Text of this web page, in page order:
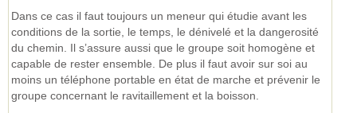
Dans ce cas il faut toujours un meneur qui étudie avant les
conditions de la sortie, le temps, le dénivelé et la dangerosité
du chemin. Il s’assure aussi que le groupe soit homogène et
capable de rester ensemble. De plus il faut avoir sur soi au
moins un téléphone portable en état de marche et prévenir le
groupe concernant le ravitaillement et la boisson.